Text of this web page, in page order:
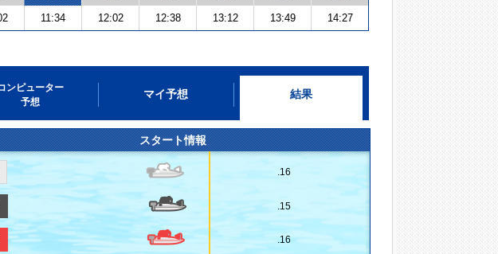
11:34 12:02 12:38 13:12 13:49 14:27
ンピューター
予想
マイ予想 結果
スタート情報
.16
.15
.16